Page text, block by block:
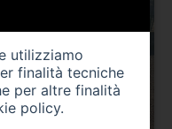
utilizziamo
finalità tecniche
per altre finalità
policy.